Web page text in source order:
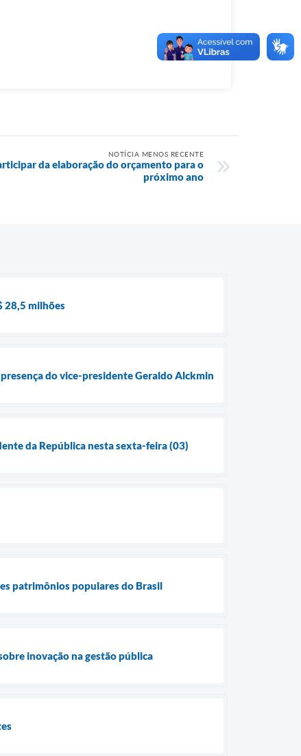
NOTÍCIA MENOS RECENTE
da elaboração do orçamento para o
próximo ano
28,5 milhões
do vice-presidente Geraldo Alckmin
da República nesta sexta-feira (03)
patrimônios populares do Brasil
inovação na gestão pública